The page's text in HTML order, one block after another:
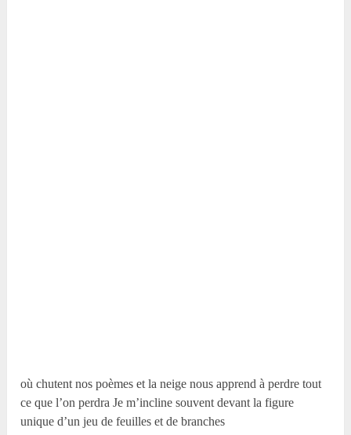
où chutent nos poèmes et la neige nous apprend à perdre tout
ce que l’on perdra Je m’incline souvent devant la figure
unique d’un jeu de feuilles et de branches